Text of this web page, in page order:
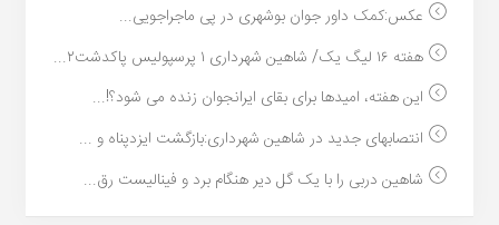
عکس:کمک داور جوان بوشهری در پی ماجراجویی...
هفته ۱۶ لیگ یک/ شاهین شهرداری ۱ پرسپولیس پاکدشت۲...
این هفته، امیدها برای بقای ایرانجوان زنده می شود؟!...
انتصابهای جدید در شاهین شهرداری:بازگشت ایزدپناه و ...
شاهین دربی را با یک گل دیر هنگام برد و فینالیست رق...